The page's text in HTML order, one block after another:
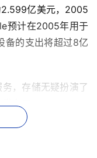
亿美元，2005
预计在2005年用于
备的支出将超过8亿
，存储无疑扮演了
布了Google Base
自行创建网络数据